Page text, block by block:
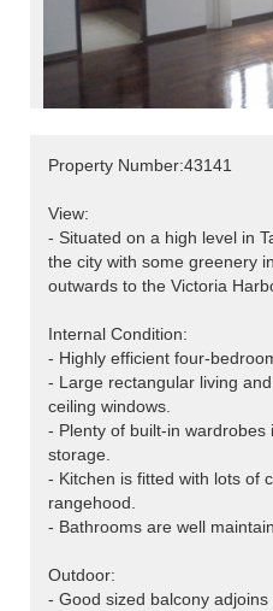
Property Number:43141
View:
- Situated on a high level in
the city with some greenery
outwards to the Victoria
Internal Condition:
- Highly efficient four-
- Large rectangular living
ceiling windows.
- Plenty of built-in
storage.
- Kitchen is fitted with lots of
rangehood.
- Bathrooms are well
Outdoor:
- Good sized balcony